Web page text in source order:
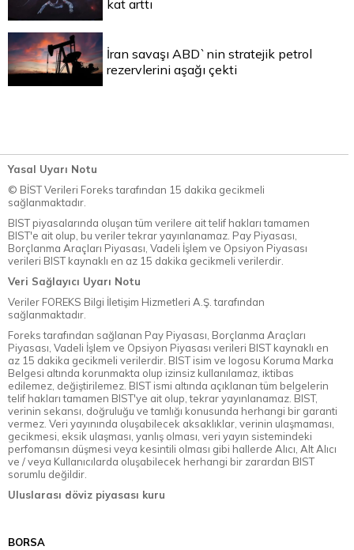
kat arttı
İran savaşı ABD`nin stratejik petrol
rezervlerini aşağı çekti
Yasal Uyarı Notu
© BİST Verileri Foreks tarafından 15 dakika gecikmeli
sağlanmaktadır.
BIST piyasalarında oluşan tüm verilere ait telif hakları tamamen
BIST'e ait olup, bu veriler tekrar yayınlanamaz. Pay Piyasası,
Borçlanma Araçları Piyasası, Vadeli İşlem ve Opsiyon Piyasası
verileri BIST kaynaklı en az 15 dakika gecikmeli verilerdir.
Veri Sağlayıcı Uyarı Notu
Veriler FOREKS Bilgi İletişim Hizmetleri A.Ş. tarafından
sağlanmaktadır.
Foreks tarafından sağlanan Pay Piyasası, Borçlanma Araçları
Piyasası, Vadeli İşlem ve Opsiyon Piyasası verileri BIST kaynaklı en
az 15 dakika gecikmeli verilerdir. BIST isim ve logosu Koruma Marka
Belgesi altında korunmakta olup izinsiz kullanılamaz, iktibas
edilemez, değiştirilemez. BIST ismi altında açıklanan tüm belgelerin
telif hakları tamamen BIST'ye ait olup, tekrar yayınlanamaz. BIST,
verinin sekansı, doğruluğu ve tamlığı konusunda herhangi bir garanti
vermez. Veri yayınında oluşabilecek aksaklıklar, verinin ulaşmaması,
gecikmesi, eksik ulaşması, yanlış olması, veri yayın sistemindeki
perfomansın düşmesi veya kesintili olması gibi hallerde Alıcı, Alt Alıcı
ve / veya Kullanıcılarda oluşabilecek herhangi bir zarardan BIST
sorumlu değildir.
Uluslarası döviz piyasası kuru
BORSA